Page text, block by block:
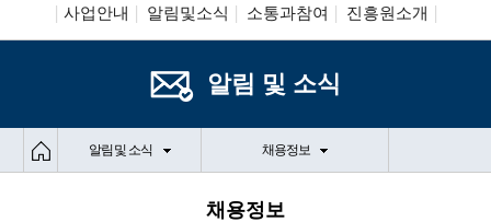
사업안내 알림및소식 소통과참여 진흥원소개
알림 및 소식
알림 및 소식 채용정보
채용정보